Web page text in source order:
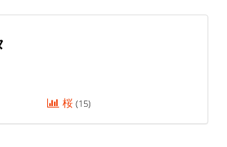
桜(15)